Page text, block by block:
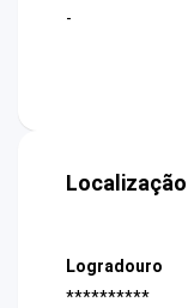
-
Logradouro
**********